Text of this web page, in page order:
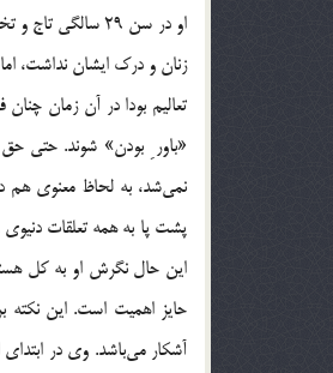
زنان و درك ايشان نداشت،
تعاليم بودا در آن زمان
«باور ِ بودن» شوند. حتي
پشت پا به همه تعلقات
اين حال نگرش او به كل
آشكار مي‌باشد. وي در ابتداي